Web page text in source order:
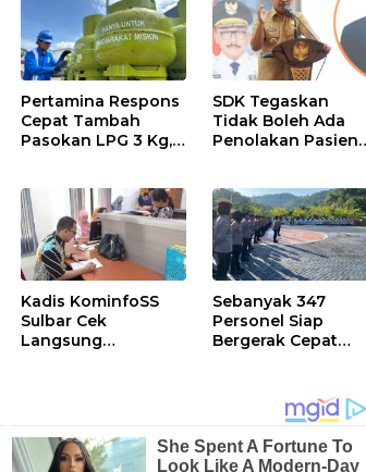
Pertamina Respons
Cepat Tambah
Pasokan LPG 3 Kg,
Berlangsung
Kondusif
SDK Tegaskan
Tidak Boleh Ada
Penolakan Pasien
Kesehatan
Kadis KominfoSS
Sulbar Cek
Langsung
Sebanyak 347
Personel Siap
Bergerak Cepat